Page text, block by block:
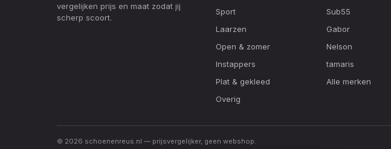
vergelijken prijs en maat zodat jij
scherp scoort.
Sport
Laarzen
Open & zomer
Instappers
Plat & gekleed
Overig
Sub55
Gabor
Nelson
tamaris
Alle merken
© 2026 schoenenreus.nl — prijsvergelijker, geen webshop.